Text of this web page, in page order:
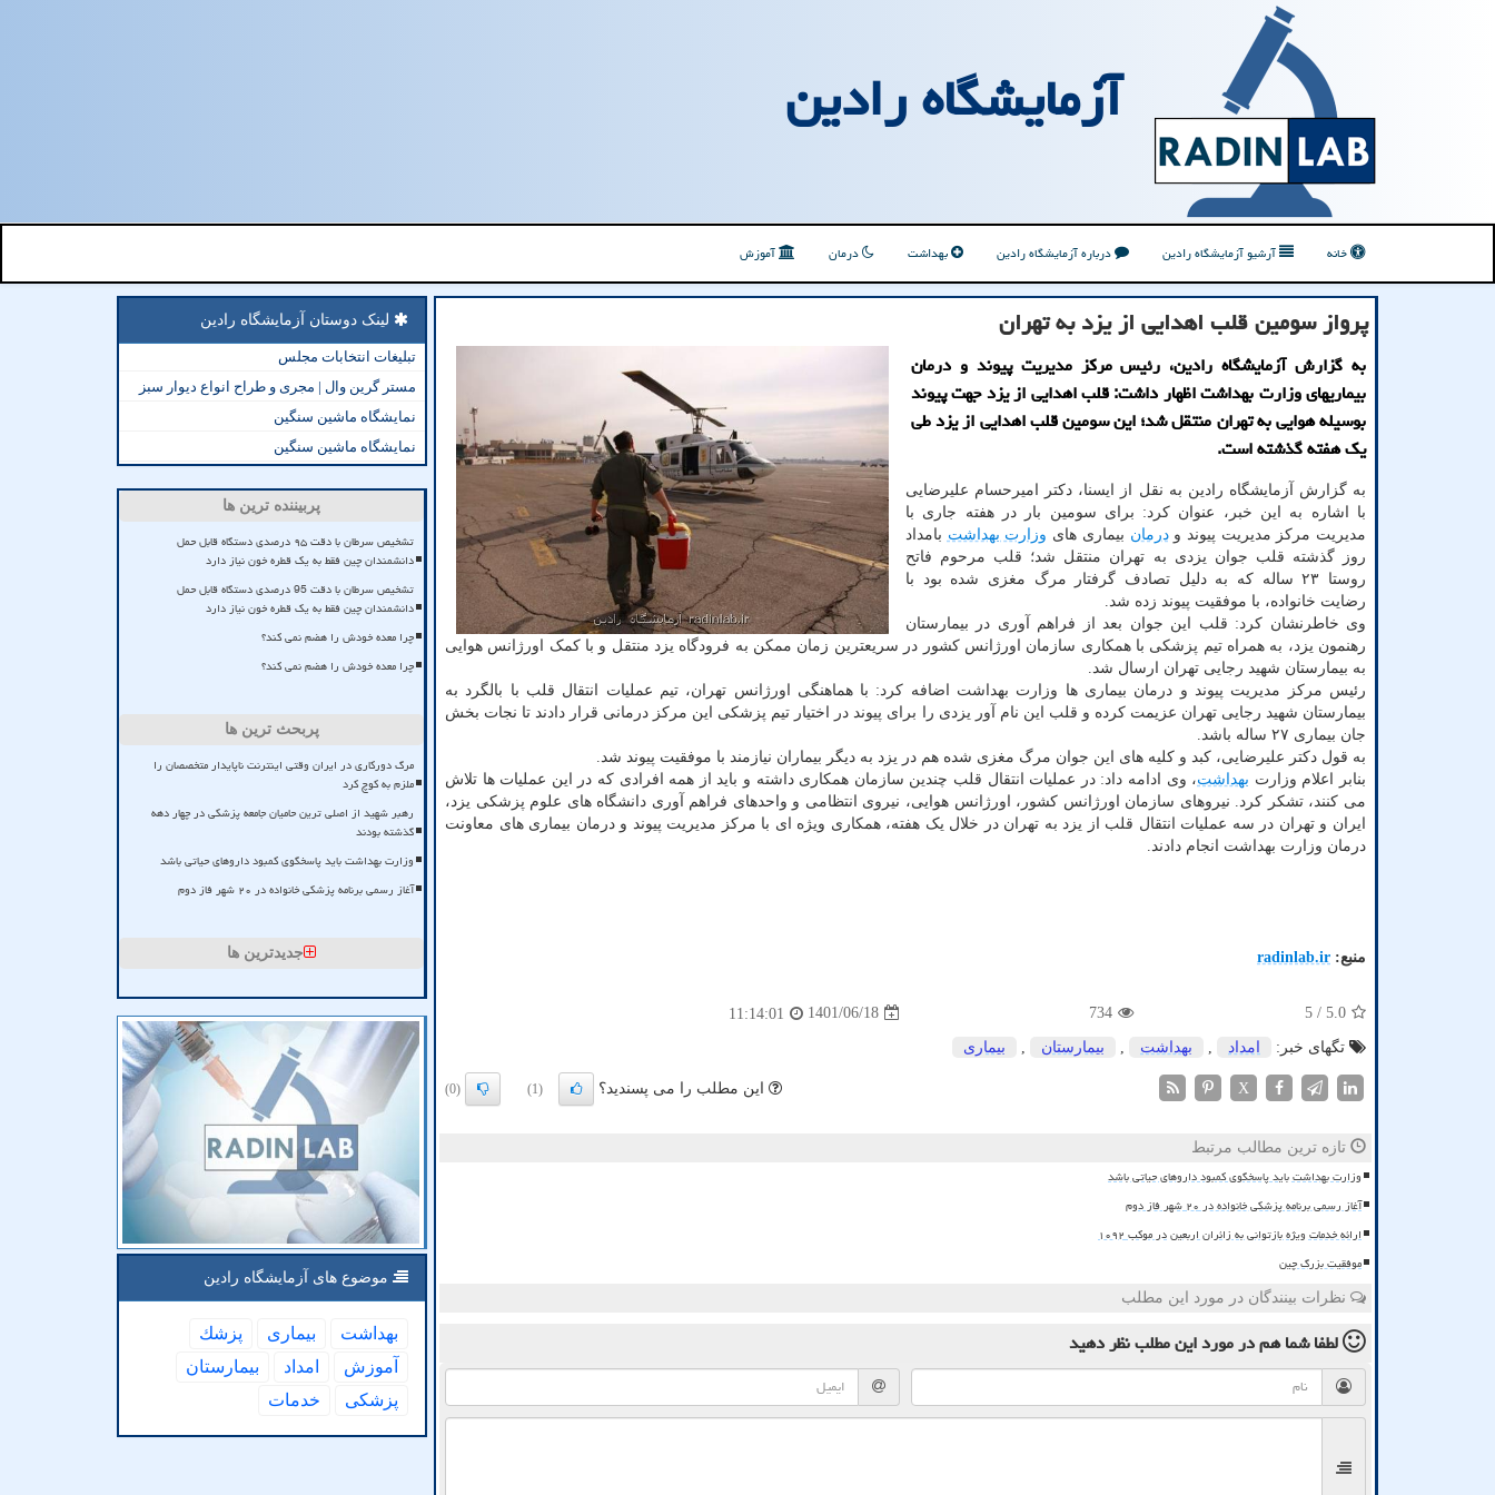
آزمایشگاه رادین
خانه آرشیو آزمایشگاه رادین درباره آزمایشگاه رادین بهداشت درمان آموزش
پرواز سومین قلب اهدایی از یزد به تهران
به گزارش آزمایشگاه رادین، رئیس مرکز مدیریت پیوند و درمان
بیماریهای وزارت بهداشت اظهار داشت: قلب اهدایی از یزد جهت پیوند
بوسیله هوایی به تهران منتقل شد؛ این سومین قلب اهدایی از یزد طی
یک هفته گذشته است.
به گزارش آزمایشگاه رادین به نقل از ایسنا، دکتر امیرحسام علیرضایی
با اشاره به این خبر، عنوان کرد: برای سومین بار در هفته جاری با
مدیریت مرکز مدیریت پیوند ودرمان بیماری های وزارت بهداشت بامداد
روز گذشته قلب جوان یزدی به تهران منتقل شد؛ قلب مرحوم فاتح
روستا ۲۳ ساله که به دلیل تصادف گرفتار مرگ مغزی شده بود با
رضایت خانواده، با موفقیت پیوند زده شد.
وی خاطرنشان کرد: قلب این جوان بعد از فراهم آوری در بیمارستان
رهنمون یزد، به همراه تیم پزشکی با همکاری سازمان اورژانس کشور در سریعترین زمان ممکن به فرودگاه یزد منتقل و با کمک اورژانس هوایی
به بیمارستان شهید رجایی تهران ارسال شد.
رئیس مرکز مدیریت پیوند و درمان بیماری ها وزارت بهداشت اضافه کرد: با هماهنگی اورژانس تهران، تیم عملیات انتقال قلب با بالگرد به
بیمارستان شهید رجایی تهران عزیمت کرده و قلب این نام آور یزدی را برای پیوند در اختیار تیم پزشکی این مرکز درمانی قرار دادند تا نجات بخش
جان بیماری ۲۷ ساله باشد.
به قول دکتر علیرضایی، کبد و کلیه های این جوان مرگ مغزی شده هم در یزد به دیگر بیماران نیازمند با موفقیت پیوند شد.
بنابر اعلام وزارت بهداشت، وی ادامه داد: در عملیات انتقال قلب چندین سازمان همکاری داشته و باید از همه افرادی که در این عملیات ها تلاش
می کنند، تشکر کرد. نیروهای سازمان اورژانس کشور، اورژانس هوایی، نیروی انتظامی و واحدهای فراهم آوری دانشگاه های علوم پزشکی یزد،
ایران و تهران در سه عملیات انتقال قلب از یزد به تهران در خلال یک هفته، همکاری ویژه ای با مرکز مدیریت پیوند و درمان بیماری های معاونت
درمان وزارت بهداشت انجام دادند.
منبع: radinlab.ir
5.0
/ 5
734
1401/06/18
11:14:01
تگهای خبر:
امداد بهداشت بیمارستان بیماری
X این مطلب را می پسندید؟ (1)
(0)
تازه ترین مطالب مرتبط
وزارت بهداشت باید پاسخگوی کمبود داروهای حیاتی باشد
آغاز رسمی برنامه پزشکی خانواده در ۲۰ شهر فاز دوم
ارائه خدمات ویژه بازتوانی به زائران اربعین در موکب ۱۰۹۲
موفقیت بزرگ چین
نظرات بینندگان در مورد این مطلب
لطفا شما همدر مورد این مطلبنظر دهید
لینک دوستان آزمایشگاه رادین
تبلیغات انتخابات مجلس
مستر گرین وال | مجری و طراح انواع دیوار سبز
نمایشگاه ماشین سنگین
نمایشگاه ماشین سنگین
پربیننده ترین ها
تشخیص سرطان با دقت ۹۵ درصدی دستگاه قابل حمل
دانشمندان چین فقط به یک قطره خون نیاز دارد
تشخیص سرطان با دقت 95 درصدی دستگاه قابل حمل
دانشمندان چین فقط به یک قطره خون نیاز دارد
چرا معده خودش را هضم نمی کند؟
چرا معده خودش را هضم نمی کند؟
پربحث ترین ها
مرگ دورکاری در ایران وقتی اینترنت ناپایدار متخصصان را
ملزم به کوچ کرد
رهبر شهید از اصلی ترین حامیان جامعه پزشکی در چهار دهه
گذشته بودند
وزارت بهداشت باید پاسخگوی کمبود داروهای حیاتی باشد
آغاز رسمی برنامه پزشکی خانواده در ۲۰ شهر فاز دوم
جدیدترین ها
موضوع های آزمایشگاه رادین
بهداشت بیماری
پزشك
آموزش
امداد
بیمارستان
پزشكی
خدمات